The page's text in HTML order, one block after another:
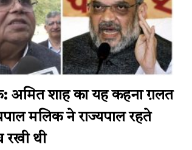
अमित शाह का यह कहना ग़लत
मलिक ने राज्यपाल रहते
रखी थी